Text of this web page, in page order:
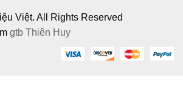
Việt. All Rights Reserved
gtb Thiên Huy